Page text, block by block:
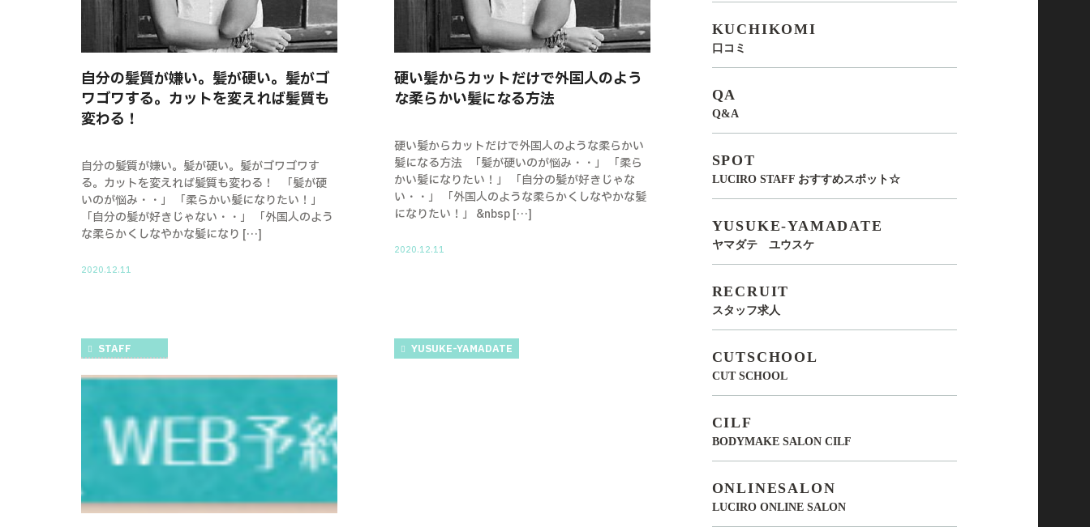
自分の髪質が嫌い。髪が硬い。髪がゴ
ワゴワする。カットを変えれば髪質も
変わる！
自分の髪質が嫌い。髪が硬い。髪がゴワゴワす
る。カットを変えれば髪質も変わる！ 「髪が硬
いのが悩み・・」 「柔らかい髪になりたい！」
「自分の髪が好きじゃない・・」 「外国人のよう
な柔らかくしなやかな髪になり […]
2020.12.11
硬い髪からカットだけで外国人のよう
な柔らかい髪になる方法
硬い髪からカットだけで外国人のような柔らかい
髪になる方法 「髪が硬いのが悩み・・」 「柔ら
かい髪になりたい！」 「自分の髪が好きじゃな
い・・」 「外国人のような柔らかくしなやかな髪
になりたい！」 &nbsp […]
2020.12.11
STAFF YUSUKE-YAMADATE
KUCHIKOMI
口コミ
QA
Q&A
SPOT
LUCIRO STAFF おすすめスポット☆
YUSUKE-YAMADATE
ヤマダテ ユウスケ
RECRUIT
スタッフ求人
CUTSCHOOL
CUT SCHOOL
CILF
BODYMAKE SALON CILF
ONLINESALON
LUCIRO ONLINE SALON